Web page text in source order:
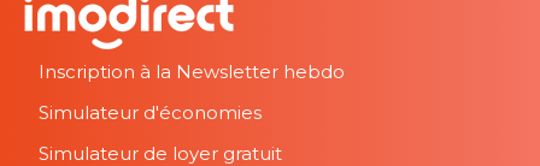
Inscription à la Newsletter hebdo
Simulateur d'économies
Simulateur de loyer gratuit